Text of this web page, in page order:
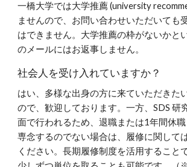
一橋大学では大学推薦 (university
ませんので、お問い合わせいただいても
はできません。大学推薦の枠がないかと
のメールにはお返事しません。
社会人を受け入れていますか？
はい、多様な出身の方に来ていただきた
ので、歓迎しております。一方、SDS 研
面で行われるため、退職または1年間休
専念するのでない場合は、履修に関して
ください。長期履修制度を活用すること